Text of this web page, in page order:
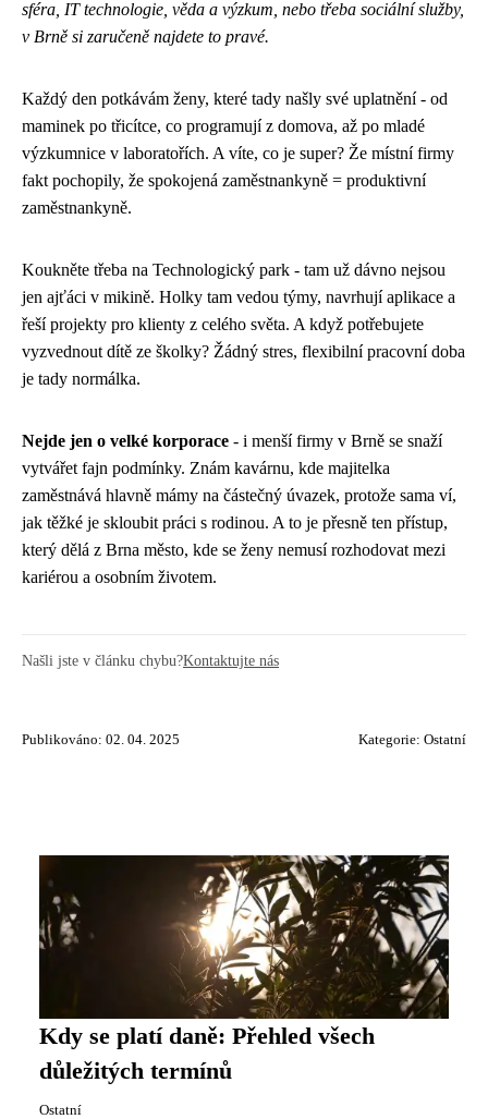
sféra, IT technologie, věda a výzkum, nebo třeba sociální služby,
v Brně si zaručeně najdete to pravé.
Každý den potkávám ženy, které tady našly své uplatnění - od
maminek po třicítce, co programují z domova, až po mladé
výzkumnice v laboratořích. A víte, co je super? Že místní firmy
fakt pochopily, že spokojená zaměstnankyně = produktivní
zaměstnankyně.
Koukněte třeba na Technologický park - tam už dávno nejsou
jen ajťáci v mikině. Holky tam vedou týmy, navrhují aplikace a
řeší projekty pro klienty z celého světa. A když potřebujete
vyzvednout dítě ze školky? Žádný stres, flexibilní pracovní doba
je tady normálka.
Nejde jen o velké korporace - i menší firmy v Brně se snaží
vytvářet fajn podmínky. Znám kavárnu, kde majitelka
zaměstnává hlavně mámy na částečný úvazek, protože sama ví,
jak těžké je skloubit práci s rodinou. A to je přesně ten přístup,
který dělá z Brna město, kde se ženy nemusí rozhodovat mezi
kariérou a osobním životem.
Našli jste v článku chybu?Kontaktujte nás
Publikováno: 02. 04. 2025 Kategorie: Ostatní
Kdy se platí daně: Přehled všech
důležitých termínů
Ostatní